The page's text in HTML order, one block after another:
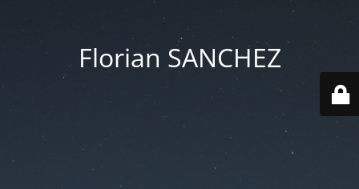
Florian SANCHEZ